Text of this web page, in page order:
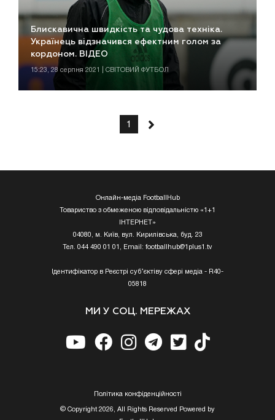
Блискавична швидкість та чудова техніка.
Українець відзначився ефектним голом за
кордоном. ВІДЕО
15:23, 28 серпня 2021 | СВІТОВИЙ ФУТБОЛ
1
Онлайн-медіа FootballHub
Товариство з обмеженою відповідальністю «1+1
ІНТЕРНЕТ»
04080, м. Київ, вул. Кирилівська, буд. 23
Тел. 044 490 01 01, Email: footballhub@1plus1.tv
Ідентифікатор в Реєстрі суб’єктіву сфері медіа - R40-
05818
МИ У СОЦ. МЕРЕЖАХ
Полiтика конфiденцiйностi
© Copyright 2026, All Rights Reserved Powered by